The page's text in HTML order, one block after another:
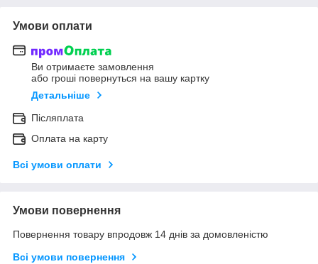
Умови оплати
Ви отримаєте замовлення
або гроші повернуться на вашу картку
Детальніше
Післяплата
Оплата на карту
Всі умови оплати
Умови повернення
Повернення товару впродовж 14 днів за домовленістю
Всі умови повернення